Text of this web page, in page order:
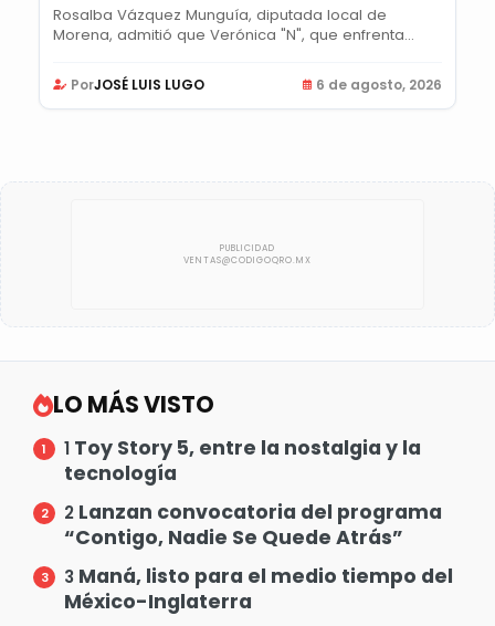
Rosalba Vázquez Munguía, diputada local de
Morena, admitió que Verónica "N", que enfrenta...
PorJOSÉ LUIS LUGO 6 de agosto, 2026
LO MÁS VISTO
1 Toy Story 5, entre la nostalgia y la
tecnología
2 Lanzan convocatoria del programa
“Contigo, Nadie Se Quede Atrás”
3 Maná, listo para el medio tiempo del
México-Inglaterra